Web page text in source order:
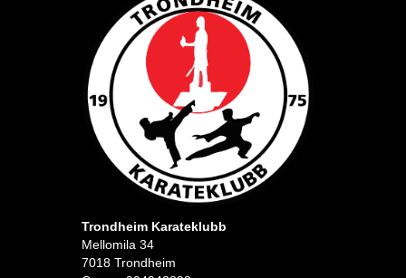
Trondheim Karateklubb
Mellomila 34
7018 Trondheim